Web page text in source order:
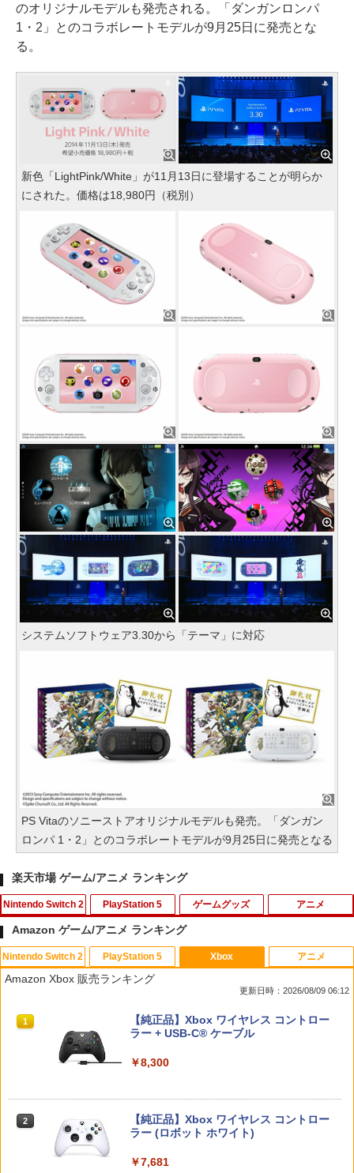
のオリジナルモデルも発売される。「ダンガンロンパ
1・2」とのコラボレートモデルが9月25日に発売とな
る。
新色「LightPink/White」が11月13日に登場することが明らか
にされた。価格は18,980円（税別）
システムソフトウェア3.30から「テーマ」に対応
PS Vitaのソニーストアオリジナルモデルも発売。「ダンガン
ロンパ 1・2」とのコラボレートモデルが9月25日に発売となる
楽天市場 ゲーム/アニメ ランキング
Nintendo Switch 2
1 Joy-Con 2 充電グリップ
スプラトゥーン レイダース
PlayStation 5
1
Call of Duty： Black Ops 6 PS5ソフ
ト Z指定
￥2,320
ゲームグッズ
1 【中古】ぷよぷよ通 決定盤
【中古】アイドルマスター アニメ & G4
アニメ
Amazon ゲーム/アニメ ランキング
Nintendo Switch 2
1
スプラトゥーン レイダース|オンライン
コード版
￥5,832
スプラトゥーン レイダース -Switch2
￥6,449
PlayStation 5
1
PlayStation 5 デジタル・エディション
日本語専用 Console Language: Japan
Beast of Reincarnation -PS5 【特典】
Xbox
Amazon Xbox 販売ランキング
更新日時：2026/08/09 06:12
1
【純正品】Xbox ワイヤレス コントロー
ラー + USB-C® ケーブル
￥8,300
2
【純正品】Xbox ワイヤレス コントロー
ラー (ロボット ホワイト)
￥7,681
アニメ